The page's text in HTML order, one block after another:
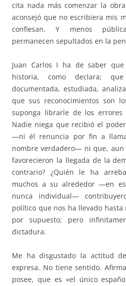
cita nada más comenzar la
aconsejó que no escribiera mis
confiesan. Y menos
permanecen sepultados en la
Juan Carlos I ha de saber
historia, como declara;
documentada, estudiada,
que sus reconocimientos son
suponga librarle de los
Nadie niega que recibió el
—ni él renuncia por fin a
nombre verdadero— ni que, aun
favorecieron la llegada de la
contrario? ¿Quién le ha
muchos a su alrededor —en
nunca individual—
político que nos ha llevado
por supuesto; pero
dictadura.
Me ha disgustado la actitud
expresa. No tiene sentido.
posee, que es «el único